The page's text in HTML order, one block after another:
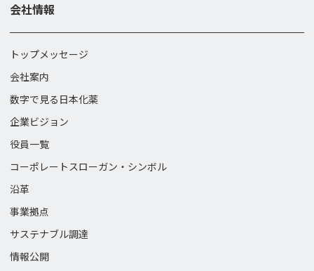
会社情報
トップメッセージ
会社案内
数字で見る日本化薬
企業ビジョン
役員一覧
コーポレートスローガン・ シンボル
沿革
事業拠点
サステナブル調達
情報公開